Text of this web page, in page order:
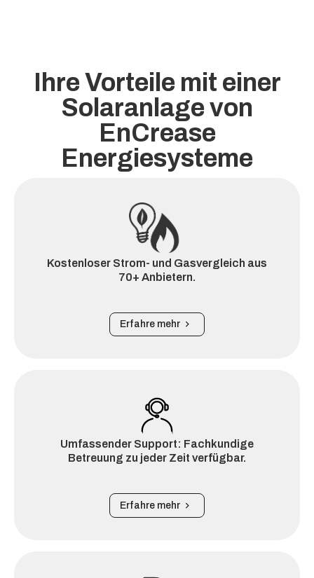
Ihre Vorteile mit einer
Solaranlage von
EnCrease
Energiesysteme
Kostenloser Strom- und Gasvergleich aus
70+ Anbietern.
Erfahre mehr
Umfassender Support: Fachkundige
Betreuung zu jeder Zeit verfügbar.
Erfahre mehr